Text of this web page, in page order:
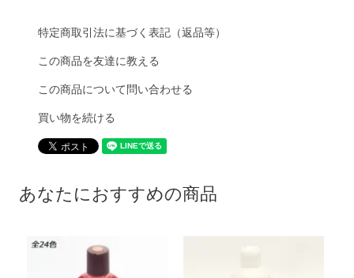
特定商取引法に基づく表記（返品等）
この商品を友達に教える
この商品について問い合わせる
買い物を続ける
あなたにおすすめの商品